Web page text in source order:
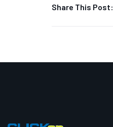
Share This Post: